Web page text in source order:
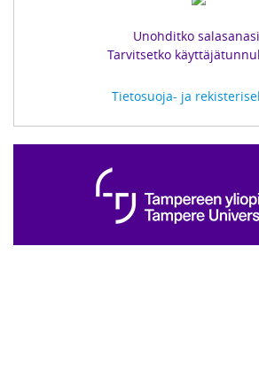
Unohditko
Tarvitsetko
Tietosuoja- ja